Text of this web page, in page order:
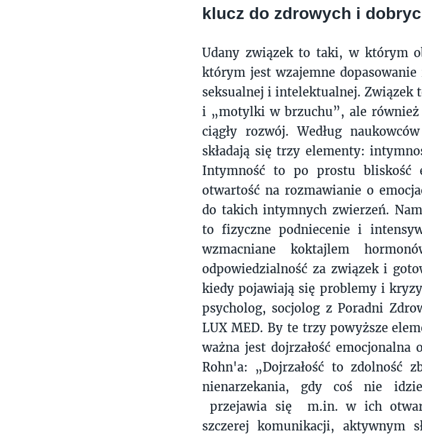
klucz do zdrowych i
Udany związek to taki, w którym
którym jest wzajemne
seksualnej i intelektualnej.
i „motylki w brzuchu”, ale również
ciągły rozwój. Według
składają się trzy elementy:
Intymność to po prostu bliskość
otwartość na rozmawianie o
do takich intymnych zwierzeń.
to fizyczne podniecenie i
wzmacniane koktajlem
odpowiedzialność za związek i
kiedy pojawiają się problemy i
psycholog, socjolog z Poradni
LUX MED. By te trzy powyższe
ważna jest dojrzałość
Rohn'a: „Dojrzałość to zdolność
nienarzekania, gdy coś nie
przejawia się m.in. w ich
szczerej komunikacji, aktywnym